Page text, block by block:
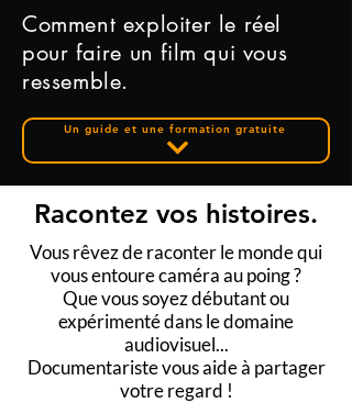
Comment exploiter le réel
pour faire un film qui vous
ressemble.
Un guide et une formation gratuite
Racontez vos histoires.
Vous rêvez de raconter le monde qui
vous entoure caméra au poing ?
Que vous soyez débutant ou
expérimenté dans le domaine
audiovisuel...
Documentariste vous aide à partager
votre regard !